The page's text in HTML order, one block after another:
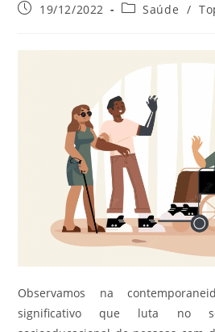
19/12/2022 Saúde /
Observamos na
significativo que luta no